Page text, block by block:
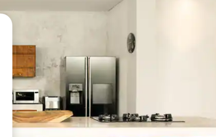
op og ned eller se mere ved at trykke eller stryge.